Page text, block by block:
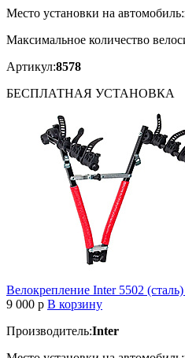
Место установки на автомобиль:
Максимальное количество
Артикул:8578
БЕСПЛАТНАЯ УСТАНОВКА
Велокрепление Inter 5502
9 000 p В корзину
Производитель:Inter